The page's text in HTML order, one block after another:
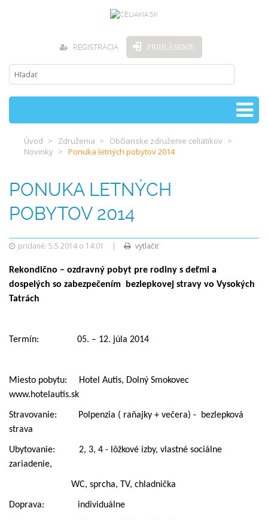
REGISTRÁCIA PRIHLÁSENIE
Úvod Združenia
Občianske združenie celiatikov
Novinky
Ponuka letných pobytov 2014
PONUKA LETNÝCH
POBYTOV 2014
pridané: 5.5.2014 o 14:01 | vytlačiť
Rekondično – ozdravný pobyt pre rodiny s deťmi a
dospelých so zabezpečením
bezlepkovej stravy vo Vysokých
Tatrách
Termín: 05. – 12. júla 2014
Miesto pobytu:
Hotel Autis, Dolný Smokovec
www.hotelautis.sk
Stravovanie: Polpenzia ( raňajky + večera) -
bezlepková
strava
Ubytovanie:
2, 3, 4 - lôžkové izby, vlastné sociálne
zariadenie,
WC, sprcha, TV, chladnička
Doprava: individuálne